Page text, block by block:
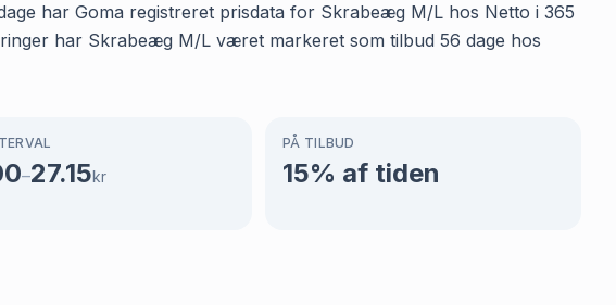
har Goma registreret prisdata for Skrabeæg M/L hos Netto i 365
har Skrabeæg M/L været markeret som tilbud 56 dage hos
–27.15kr
PÅ TILBUD
15% af tiden